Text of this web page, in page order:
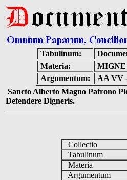
Tabulinum:
Materia:
MIGNE
Argumentum:
AA VV
Sancto Alberto Magno Patrono
Defendere Digneris.
Collectio
Tabulinum
Materia
Argumentum